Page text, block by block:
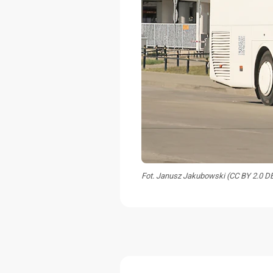
Fot. Janusz Jakubowski (CC BY 2.0